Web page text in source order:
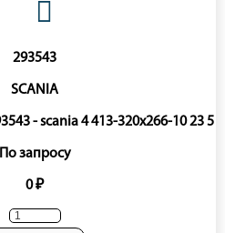
293543
SCANIA
- scania 4 413-320x266-10 23 5
По запросу
0 ₽